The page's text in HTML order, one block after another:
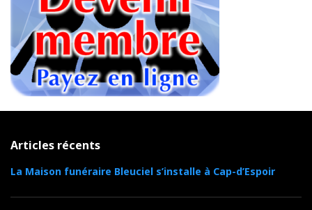
Articles récents
La Maison funéraire Bleuciel s’installe à Cap-d’Espoir